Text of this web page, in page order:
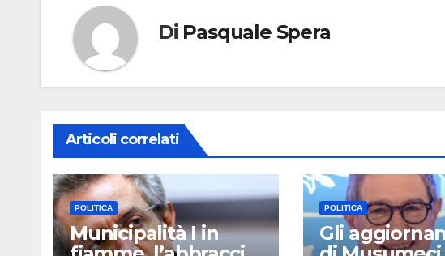
Di Pasquale Spera
Articoli correlati
POLITICA
Municipalità I in
POLITICA
Gli